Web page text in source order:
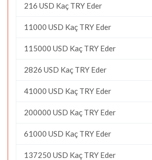
216 USD Kaç TRY Eder
11000 USD Kaç TRY Eder
115000 USD Kaç TRY Eder
2826 USD Kaç TRY Eder
41000 USD Kaç TRY Eder
200000 USD Kaç TRY Eder
61000 USD Kaç TRY Eder
137250 USD Kaç TRY Eder